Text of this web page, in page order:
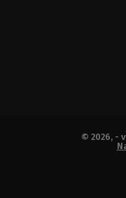
© 2026, -